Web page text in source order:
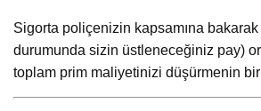
Sigorta poliçenizin kapsamına bakarak
durumunda sizin üstleneceğiniz pay)
toplam prim maliyetinizi düşürmenin